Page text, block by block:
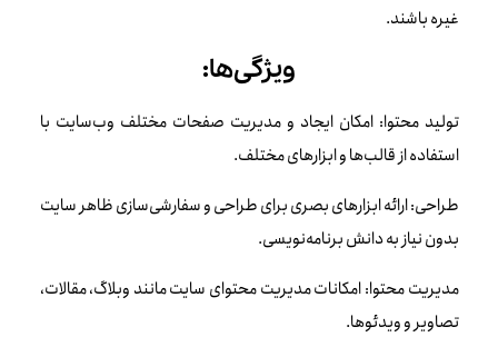
غیره باشند.
ویژگی‌ها:
تولید محتوا: امکان ایجاد و مدیریت صفحات مختلف وب‌سایت با
استفاده از قالب‌ها و ابزارهای مختلف.
طراحی: ارائه ابزارهای بصری برای طراحی و سفارشی‌سازی ظاهر سایت
بدون نیاز به دانش برنامه‌نویسی.
مدیریت محتوا: امکانات مدیریت محتوای سایت مانند وبلاگ، مقالات،
تصاویر و ویدئوها.